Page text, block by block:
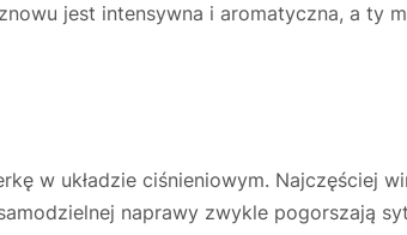
jest intensywna i aromatyczna, a ty
w układzie ciśnieniowym. Najczęściej
naprawy zwykle pogorszają